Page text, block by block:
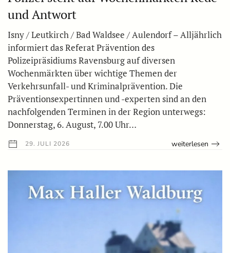
und Antwort
Isny / Leutkirch / Bad Waldsee / Aulendorf – Alljährlich
informiert das Referat Prävention des
Polizeipräsidiums Ravensburg auf diversen
Wochenmärkten über wichtige Themen der
Verkehrsunfall- und Kriminalprävention. Die
Präventionsexpertinnen und -experten sind an den
nachfolgenden Terminen in der Region unterwegs:
Donnerstag, 6. August, 7.00 Uhr…
29. JULI 2026 weiterlesen